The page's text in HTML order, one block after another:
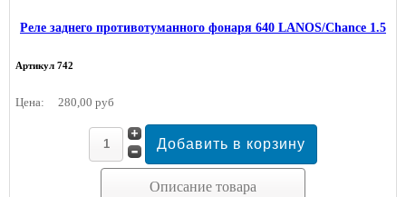
Реле заднего противотуманного фонаря 640 LANOS/Chance 1.5
Артикул 742
Цена: 280,00 руб
Описание товара